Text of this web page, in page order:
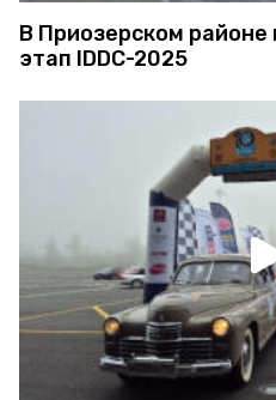
В Приозерском
этап IDDC-2025